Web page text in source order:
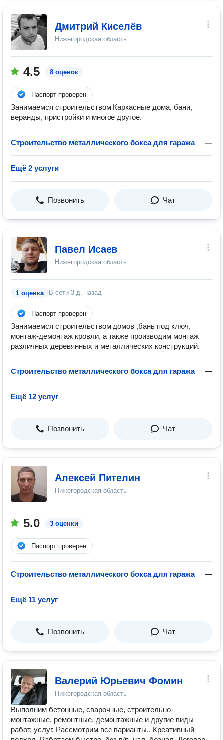
Дмитрий Киселёв
Нижегородская область
4.5 8 оценок
Паспорт проверен
Занимаемся строительством Каркасные дома, бани,
веранды, пристройки и многое другое.
Строительство металлического бокса для гаража —
Ещё 2 услуги
Позвонить Чат
Павел Исаев
Нижегородская область
1 оценка В сети 3 д. назад
Паспорт проверен
Занимаемся строительством домов ,бань под ключ,
монтаж-демонтаж кровли, а также производим монтаж
различных деревянных и металлических конструкций.
Строительство металлического бокса для гаража —
Ещё 12 услуг
Позвонить Чат
Алексей Пителин
Нижегородская область
5.0 3 оценки
Паспорт проверен
Строительство металлического бокса для гаража —
Ещё 11 услуг
Позвонить Чат
Валерий Юрьевич Фомин
Нижегородская область
Выполним бетонные, сварочные, строительно-
монтажные, ремонтные, демонтажные и другие виды
работ, услуг. Рассмотрим все варианты,. Креативный